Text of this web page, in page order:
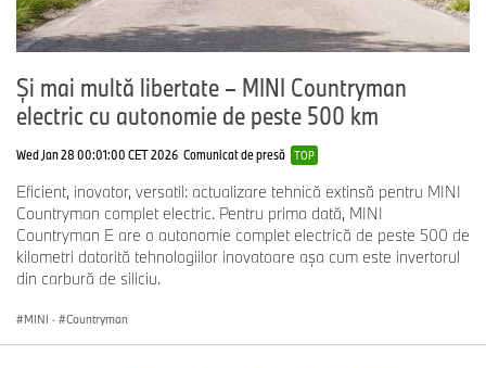
Şi mai multă libertate – MINI Countryman
electric cu autonomie de peste 500 km
Wed Jan 28 00:01:00 CET 2026 Comunicat de presă TOP
Eficient, inovator, versatil: actualizare tehnică extinsă pentru MINI
Countryman complet electric. Pentru prima dată, MINI
Countryman E are o autonomie complet electrică de peste 500 de
kilometri datorită tehnologiilor inovatoare aşa cum este invertorul
din carbură de siliciu.
MINI · Countryman